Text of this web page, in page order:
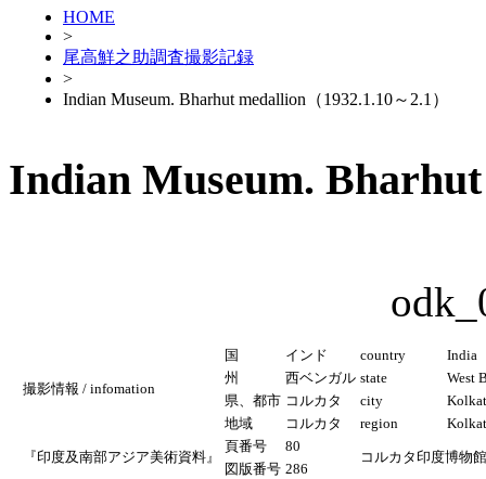
HOME
>
尾高鮮之助調査撮影記録
>
Indian Museum. Bharhut medallion（1932.1.10～2.1）
Indian Museum.
撮影情報 / infomation
国 インド country
India
州
西ベンガル state
West
県、都市 コルカタ city
地域
コルカタ region
『印度及南部アジア美術資料』
頁番号 80
コルカタ印度博物
図版番号 286